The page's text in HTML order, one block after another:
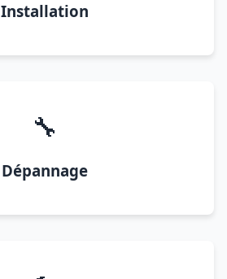
Installation
🔧
Dépannage